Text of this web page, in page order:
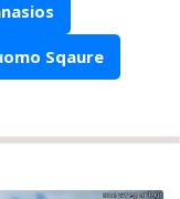
Sqaure